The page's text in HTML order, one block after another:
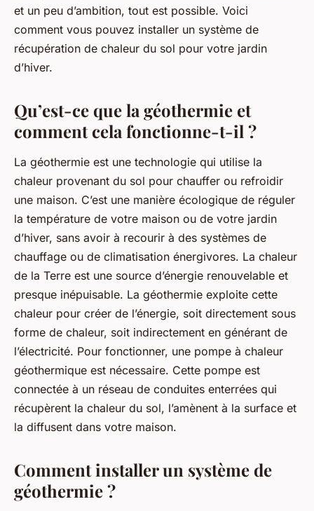
et un peu d’ambition, tout est possible. Voici
comment vous pouvez installer un système de
récupération de chaleur du sol pour votre jardin
d’hiver.
Qu’est-ce que la géothermie et
comment cela fonctionne-t-il ?
La géothermie est une technologie qui utilise la
chaleur provenant du sol pour chauffer ou refroidir
une maison. C’est une manière écologique de réguler
la température de votre maison ou de votre jardin
d’hiver, sans avoir à recourir à des systèmes de
chauffage ou de climatisation énergivores. La chaleur
de la Terre est une source d’énergie renouvelable et
presque inépuisable. La géothermie exploite cette
chaleur pour créer de l’énergie, soit directement sous
forme de chaleur, soit indirectement en générant de
l’électricité. Pour fonctionner, une pompe à chaleur
géothermique est nécessaire. Cette pompe est
connectée à un réseau de conduites enterrées qui
récupèrent la chaleur du sol, l’amènent à la surface et
la diffusent dans votre maison.
Comment installer un système de
géothermie ?